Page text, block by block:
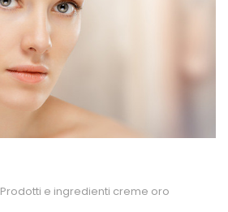
Prodotti e ingredienti creme oro